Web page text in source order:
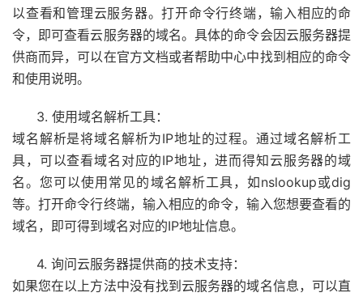
以查看和管理云服务器。打开命令行终端，输入相应的命
令，即可查看云服务器的域名。具体的命令会因云服务器提
供商而异，可以在官方文档或者帮助中心中找到相应的命令
和使用说明。
3. 使用域名解析工具：
域名解析是将域名解析为IP地址的过程。通过域名解析工
具，可以查看域名对应的IP地址，进而得知云服务器的域
名。您可以使用常见的域名解析工具，如nslookup或dig
等。打开命令行终端，输入相应的命令，输入您想要查看的
域名，即可得到域名对应的IP地址信息。
4. 询问云服务器提供商的技术支持：
如果您在以上方法中没有找到云服务器的域名信息，可以直